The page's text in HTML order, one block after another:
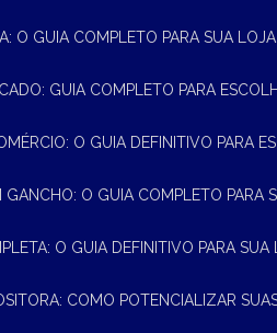
O GUIA COMPLETO PARA SUA LOJA
GUIA COMPLETO PARA
O GUIA DEFINITIVO PARA
GANCHO: O GUIA COMPLETO PARA
O GUIA DEFINITIVO PARA SUA
COMO POTENCIALIZAR